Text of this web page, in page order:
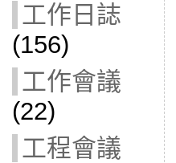
工作日誌
(156)
工作會議
(22)
工程會議